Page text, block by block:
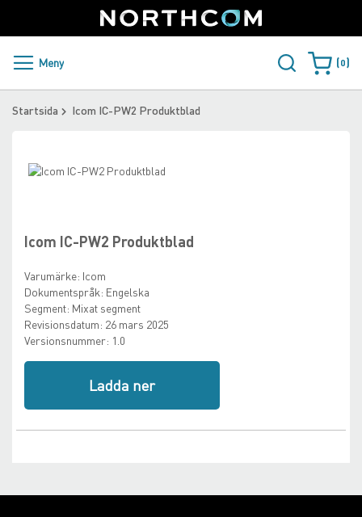
to
Content
Sweden
PRODUKTER OCH LÖSNINGAR
ÅTERFÖRSÄLJARE
Meny Varukorgen
0
Startsida Icom IC-PW2 Produktblad
Icom IC-PW2 Produktblad
Varumärke: Icom
Dokumentspråk: Engelska
Segment: Mixat segment
Revisionsdatum: 26 mars 2025
Versionsnummer: 1.0
Ladda ner
Skip
the
gallery
beginning
of
images
gallery